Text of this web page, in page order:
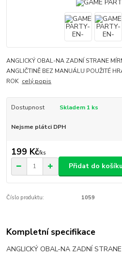
ANGLICKÝ OBAL-NA ZADNÍ STRANE
ANGLIČTINĚ BEZ MANUÁLU POUŽITÉ
ROK celý popis
Dostupnost Skladem 1 ks
Nejsme plátci DPH
199 Kč/ks
Přidat do košíku
Číslo produktu: 1059
Kompletní specifikace
ANGLICKÝ OBAL-NA ZADNÍ STRANE